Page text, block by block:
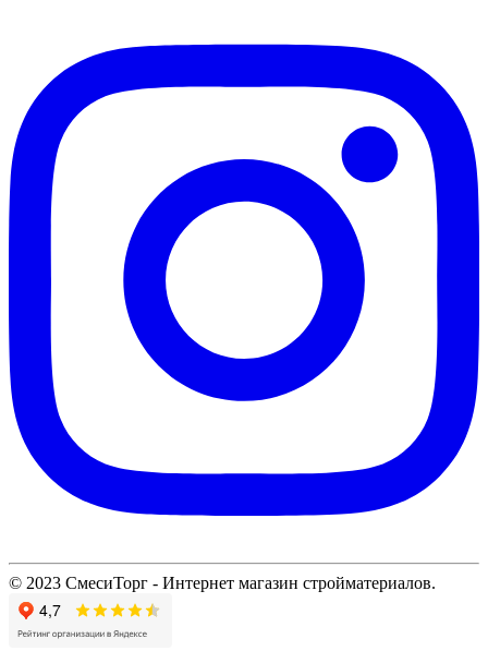
© 2023 СмесиТорг - Интернет магазин стройматериалов.